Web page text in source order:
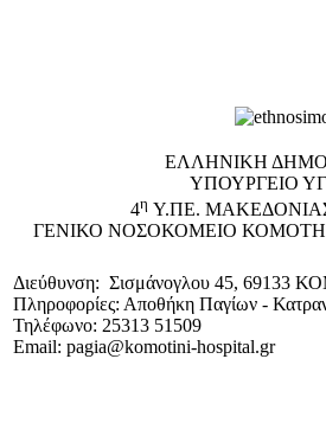
EΛΛΗΝΙΚΗ
ΥΠΟΥΡΓΕΙΟ
4η Υ.ΠΕ.
ΓΕΝΙΚΟ NΟΣΟΚΟΜΕΙΟ
Διεύθυνση: Σισμάνογλου 45, 69133
Πληροφορίες: Αποθήκη Παγίων -
Τηλέφωνο: 25313 51509
Email: pagia@komotini-hospital.gr